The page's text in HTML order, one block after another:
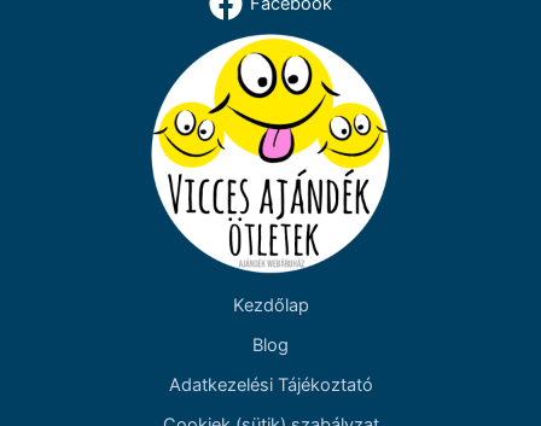
Kezdőlap
Blog
Adatkezelési Tájékoztató